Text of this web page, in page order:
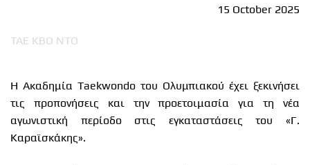
15 October 2025
ΤΑΕ ΚΒΟ ΝΤΟ
Η Ακαδημία Taekwondo του Ολυμπιακού έχει ξεκινήσει
τις προπονήσεις και την προετοιμασία για τη νέα
αγωνιστική περίοδο στις εγκαταστάσεις του «Γ.
Καραϊσκάκης».